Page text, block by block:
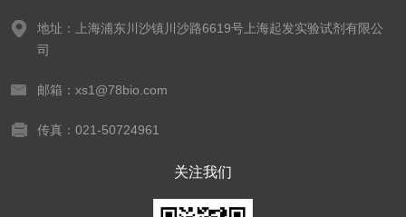
地址：上海浦东川沙镇川沙路6619号上海起发实验试剂有限公
司
邮箱：xs1@78bio.com
传真：021-50724961
关注我们